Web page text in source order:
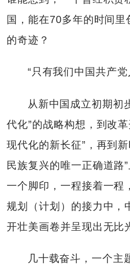
国，能在70多年的时间里
的奇迹？
“只有我们中国共产党
从新中国成立初期初
代化”的战略构想，到改
现代化的新长征”，再到新
民族复兴的唯一正确道路
一个脚印，一程接着一程
规划（计划）的接力中，
开壮美画卷并呈现出无比
几十载奋斗，一个主